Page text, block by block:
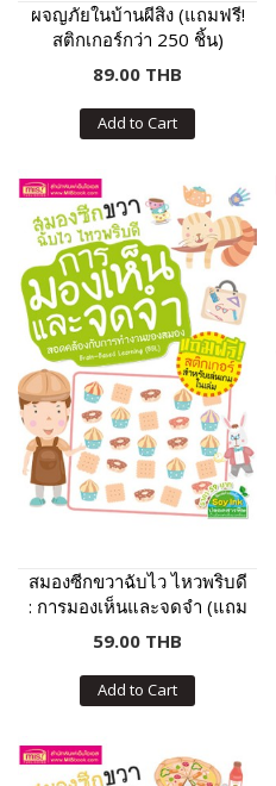
ผจญภัยในบ้านผีสิง (แถมฟรี!
สติกเกอร์กว่า 250 ชิ้น)
89.00 THB
Add to Cart
สมองซีกขวาฉับไว ไหวพริบดี
: การมองเห็นและจดจำ (แถม
ฟรี! สติกเกอร์)
59.00 THB
Add to Cart